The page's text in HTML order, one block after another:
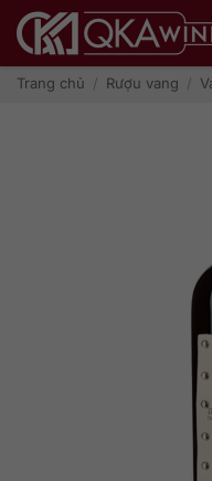
qua
dungTrang chủ / Rượu vang /